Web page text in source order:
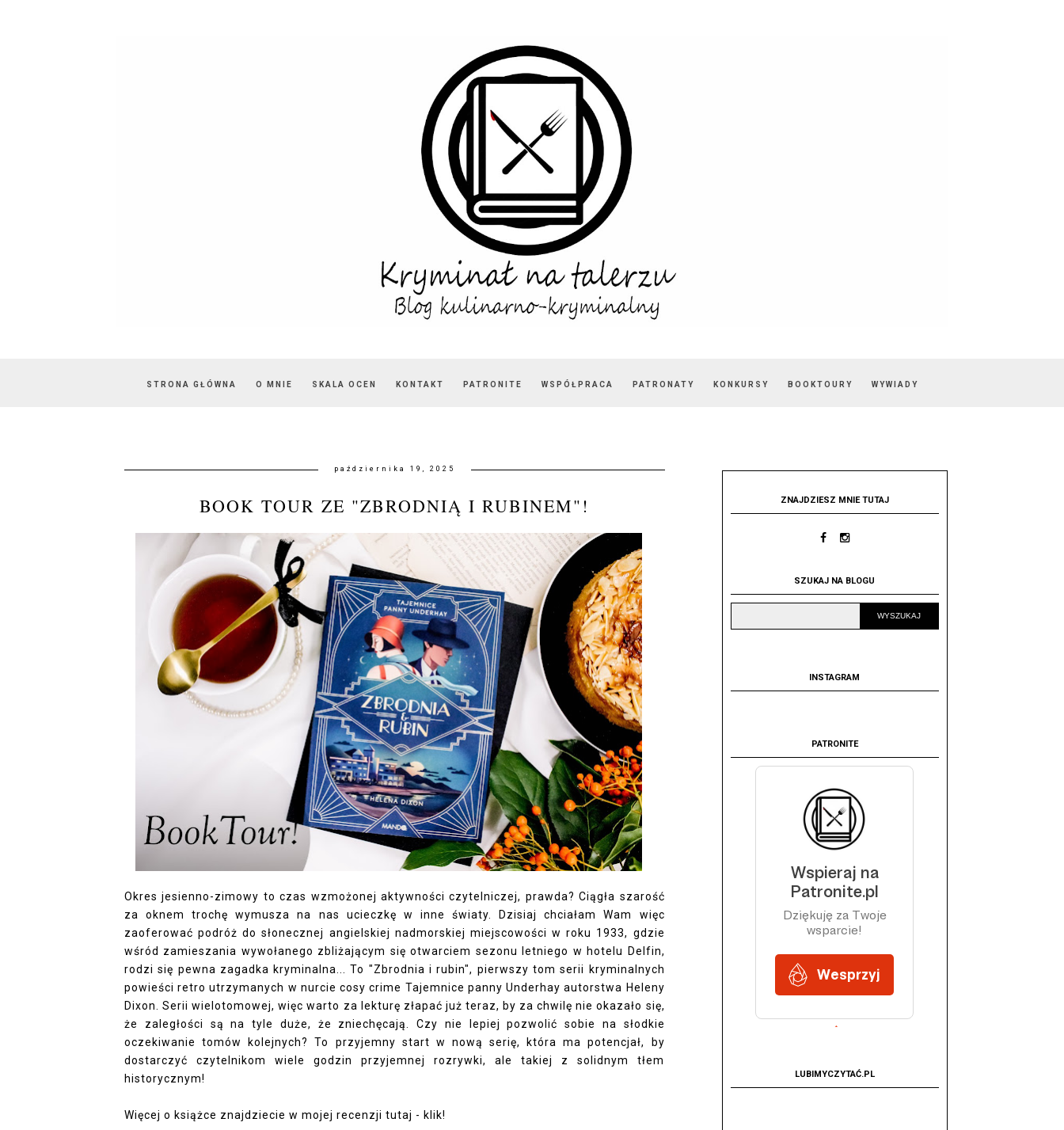
STRONA GŁÓWNA O MNIE SKALA OCEN KONTAKT PATRONITE WSPÓŁPRACA PATRONATY KONKURSY BOOKTOURY WYWIADY
października 19, 2025
BOOK TOUR ZE "ZBRODNIĄ I RUBINEM"!
Okres jesienno-zimowy to czas wzmożonej aktywności czytelniczej, prawda? Ciągła szarość
za oknem trochę wymusza na nas ucieczkę w inne światy. Dzisiaj chciałam Wam więc
zaoferować podróż do słonecznej angielskiej nadmorskiej miejscowości w roku 1933, gdzie
wśród zamieszania wywołanego zbliżającym się otwarciem sezonu letniego w hotelu Delfin,
rodzi się pewna zagadka kryminalna... To "Zbrodnia i rubin", pierwszy tom serii kryminalnych
powieści retro utrzymanych w nurcie cosy crime Tajemnice panny Underhay autorstwa Heleny
Dixon. Serii wielotomowej, więc warto za lekturę złapać już teraz, by za chwilę nie okazało się,
że zaległości są na tyle duże, że zniechęcają. Czy nie lepiej pozwolić sobie na słodkie
oczekiwanie tomów kolejnych? To przyjemny start w nową serię, która ma potencjał, by
dostarczyć czytelnikom wiele godzin przyjemnej rozrywki, ale takiej z solidnym tłem
historycznym!
Więcej o książce znajdziecie w mojej recenzji tutaj - klik!
ZNAJDZIESZ MNIE TUTAJ
SZUKAJ NA BLOGU
INSTAGRAM
PATRONITE
LUBIMYCZYTAĆ.PL